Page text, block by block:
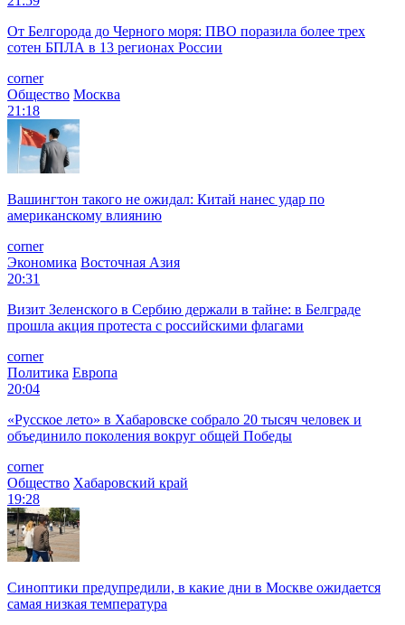
От Белгорода до Черного моря: ПВО поразила более трех
сотен БПЛА в 13 регионах России
corner
Общество Москва
21:18
Вашингтон такого не ожидал: Китай нанес удар по
американскому влиянию
corner
Экономика Восточная Азия
20:31
Визит Зеленского в Сербию держали в тайне: в Белграде
прошла акция протеста с российскими флагами
corner
Политика Европа
20:04
«Русское лето» в Хабаровске собрало 20 тысяч человек и
объединило поколения вокруг общей Победы
corner
Общество Хабаровский край
19:28
Синоптики предупредили, в какие дни в Москве ожидается
самая низкая температура